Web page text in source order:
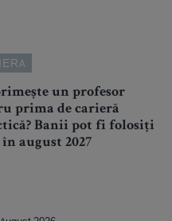
un profesor
prima de carieră
Banii pot fi folosiți
august 2027